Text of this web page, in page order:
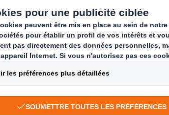
adapted to your quality and volume
digital
an exceptional finish
relief effects that leave a lasting